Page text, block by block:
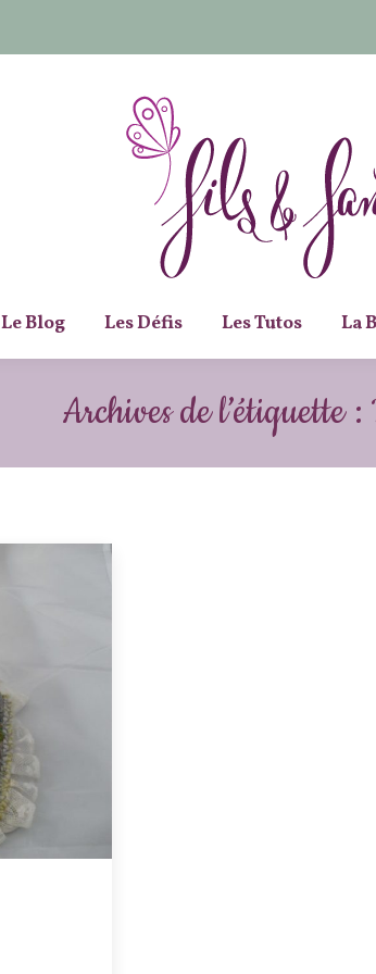
Le Blog Les Défis Les Tutos La
Archives de l’étiquette :